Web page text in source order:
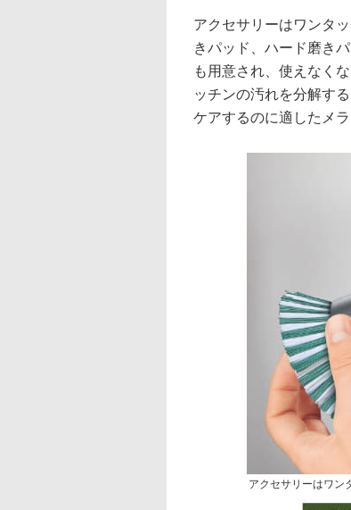
アクセサリーはワンタ
きパッド、ハード磨き
も用意され、使えなく
ッチンの汚れを分解す
ケアするのに適したメ
アクセサリーはワン